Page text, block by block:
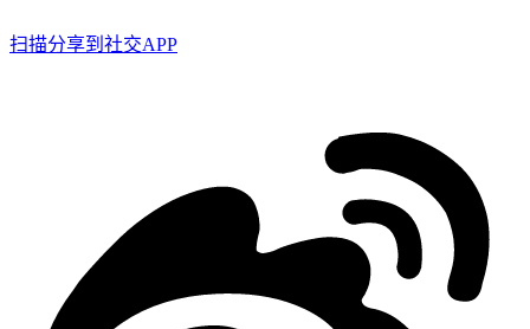
扫描分享到社交APP